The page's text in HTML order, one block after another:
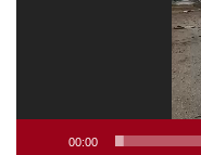
00:00